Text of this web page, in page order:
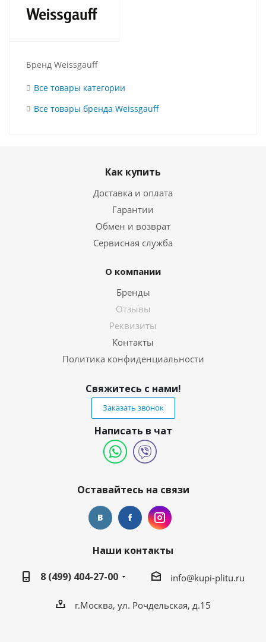
Бренд Weissgauff
Все товары категории
Все товары бренда Weissgauff
Как купить
Доставка и оплата
Гарантии
Обмен и возврат
Сервисная служба
О компании
Бренды
Отзывы
Реквизиты
Контакты
Политика конфиденциальности
Свяжитесь с нами!
Заказать звонок
Написать в чат
Оставайтесь на связи
Наши контакты
8 (499) 404-27-00
info@kupi-plitu.ru
г.Москва, ул. Рочдельская, д.15